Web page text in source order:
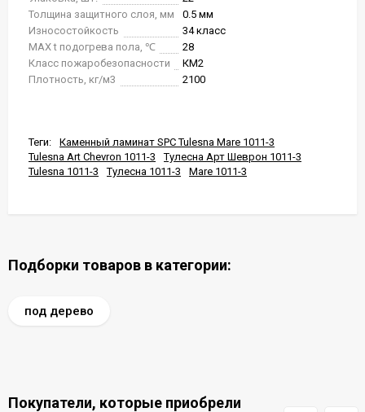
Толщина защитного слоя, мм
0.5 мм
Износостойкость
34 класс
MAX t подогрева пола, ℃
28
Класс пожаробезопасности
КМ2
Плотность, кг/м3
2100
Теги:
Каменный ламинат SPC Tulesna Mare 1011-3
Tulesna Art Chevron 1011-3
Тулесна Арт Шеврон 1011-3
Tulesna 1011-3
Тулесна 1011-3 Mare 1011-3
Подборки товаров в категории:
под дерево
Покупатели, которые приобрели